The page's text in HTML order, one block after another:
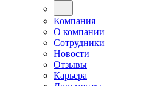
Компания
О компании
Сотрудники
Новости
Отзывы
Карьера